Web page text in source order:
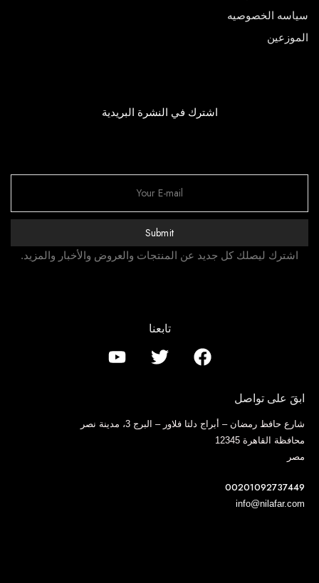
سياسه الخصوصيه
الموزعين
اشترك في النشرة البريدية
Submit
اشترك ليصلك كل جديد عن المنتجات والعروض والأخبار والمزيد.
تابعنا
ابقَ على تواصل
شارع حافظ رمضان – أبراج دلتا فلاور – البرج 3، مدينة نصر
محافظة القاهرة 12345
مصر
00201092737449
info@nilafar.com